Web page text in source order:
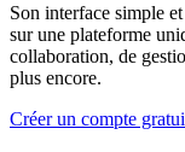
Son interface simple
sur une plateforme
collaboration, de
plus encore.
Créer un compte